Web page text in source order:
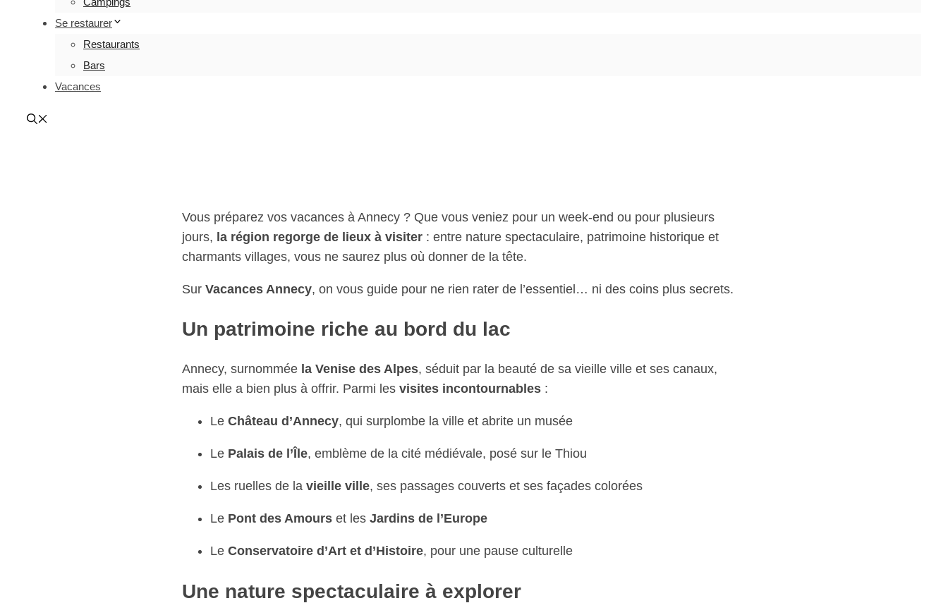
Se restaurer
Restaurants
Bars
Vacances
pendant votre séjour ?
19 juin 2025
Vous préparez vos vacances à Annecy ? Que vous veniez pour un week-end ou pour plusieurs
jours, la région regorge de lieux à visiter : entre nature spectaculaire, patrimoine historique et
charmants villages, vous ne saurez plus où donner de la tête.
Sur Vacances Annecy, on vous guide pour ne rien rater de l’essentiel… ni des coins plus secrets.
Un patrimoine riche au bord du lac
Annecy, surnommée la Venise des Alpes, séduit par la beauté de sa vieille ville et ses canaux,
mais elle a bien plus à offrir. Parmi les visites incontournables :
Le Château d’Annecy, qui surplombe la ville et abrite un musée
Le Palais de l’Île, emblème de la cité médiévale, posé sur le Thiou
Les ruelles de la vieille ville, ses passages couverts et ses façades colorées
Le Pont des Amours et les Jardins de l’Europe
Le Conservatoire d’Art et d’Histoire, pour une pause culturelle
Une nature spectaculaire à explorer